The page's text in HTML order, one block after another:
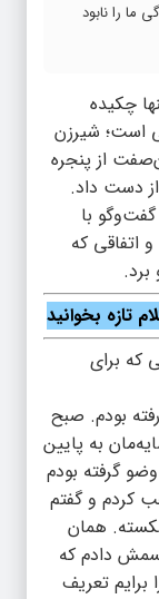
ما را نابود
چکیده
است؛ شیرزن
از پنجره
دست داد.
با
اتفاقی که
تازه بخوانید
که برای
رفته بودم. صبح
به پایین
گرفته بودم
کردم و گفتم
همان
دادم که
برایم تعریف